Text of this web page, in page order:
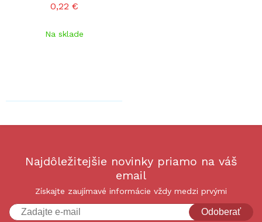
0,22 €
Na sklade
Najdôležitejšie novinky priamo na váš
email
Získajte zaujímavé informácie vždy medzi prvými
Odoberať